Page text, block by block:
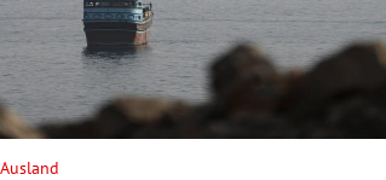
Ausland